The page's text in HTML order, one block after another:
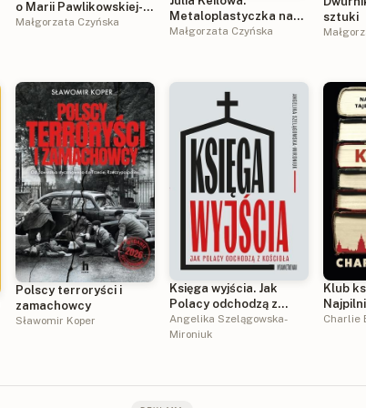
o Marii Pawlikowskiej-
Jasnorzewskiej
Małgorzata Czyńska
Metaloplastyczka na
nowe czasy
Małgorzata Czyńska
sztuki
Polscy terroryści i
zamachowcy
Sławomir Koper
Księga wyjścia. Jak
Polacy odchodzą z
Kościoła? Jak Polacy
odchodzą z Kościoła?
Angelika Szelągowska-
Mironiuk
Klub
Charlie